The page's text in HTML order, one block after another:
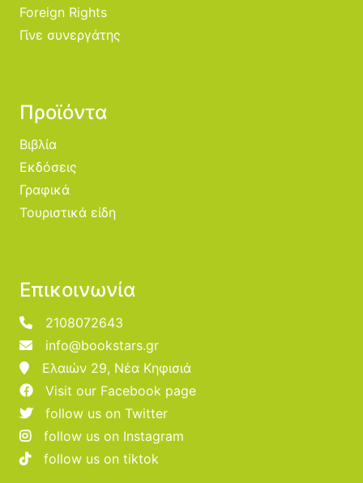
Foreign Rights
Γίνε συνεργάτης
Προϊόντα
Βιβλία
Εκδόσεις
Γραφικά
Τουριστικά είδη
Επικοινωνία
2108072643
info@bookstars.gr
Ελαιών 29, Νέα Κηφισιά
Visit our Facebook page
follow us on Twitter
follow us on Instagram
follow us on tiktok